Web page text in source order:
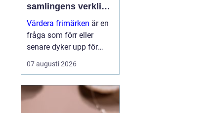
samlingens verkliga
värde
Värdera frimärken är en
fråga som förr eller
senare dyker upp för
många samlare, arvingar
eller säljare. Ofta
från en äldre ...
07 augusti 2026